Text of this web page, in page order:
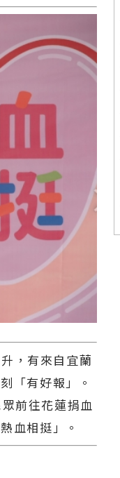
，有來自宜蘭
「有好報」。
前往花蓮捐血
血相挺」。